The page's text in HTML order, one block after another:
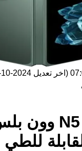
(اخر تعديل 2024-10-29 07:08:23